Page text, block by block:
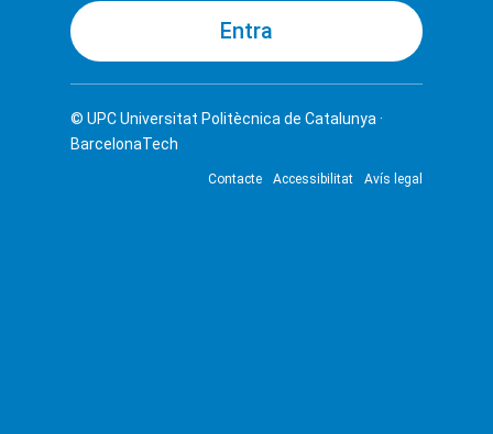
© UPCUniversitat Politècnica de Catalunya ·
BarcelonaTech
Contacte Accessibilitat Avís legal